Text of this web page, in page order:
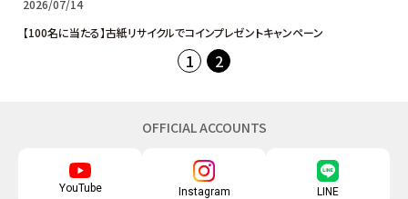
2026/07/14
【100名に当たる】古紙リサイクルでコインプレゼントキャンペーン
1 2
OFFICIAL ACCOUNTS
YouTube Instagram LINE